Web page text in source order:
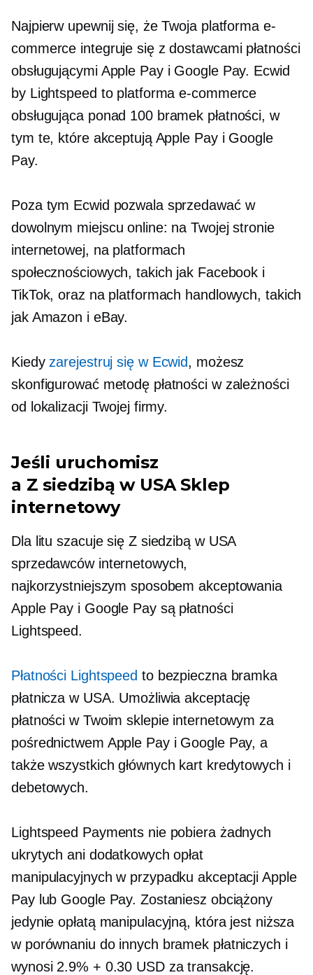
Najpierw upewnij się, że Twoja platforma e-
commerce integruje się z dostawcami płatności
obsługującymi Apple Pay i Google Pay. Ecwid
by Lightspeed to platforma e-commerce
obsługująca ponad 100 bramek płatności, w
tym te, które akceptują Apple Pay i Google
Pay.
Poza tym Ecwid pozwala sprzedawać w
dowolnym miejscu online: na Twojej stronie
internetowej, na platformach
społecznościowych, takich jak Facebook i
TikTok, oraz na platformach handlowych, takich
jak Amazon i eBay.
Kiedy zarejestruj się w Ecwid, możesz
skonfigurować metodę płatności w zależności
od lokalizacji Twojej firmy.
Jeśli uruchomisz
a Z siedzibą w USASklep
internetowy
Dla litu szacuje się Z siedzibą w USA
sprzedawców internetowych,
najkorzystniejszym sposobem akceptowania
Apple Pay i Google Pay są płatności
Lightspeed.
Płatności Lightspeed to bezpieczna bramka
płatnicza w USA. Umożliwia akceptację
płatności w Twoim sklepie internetowym za
pośrednictwem Apple Pay i Google Pay, a
także wszystkich głównych kart kredytowych i
debetowych.
Lightspeed Payments nie pobiera żadnych
ukrytych ani dodatkowych opłat
manipulacyjnych w przypadku akceptacji Apple
Pay lub Google Pay. Zostaniesz obciążony
jedynie opłatą manipulacyjną, która jest niższa
w porównaniu do innych bramek płatniczych i
wynosi 2.9% + 0.30 USD za transakcję.